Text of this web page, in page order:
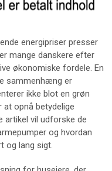
energipriser presser
mange danskere efter
økonomiske fordele. En
sammenhæng er
ikke blot en grøn
at opnå betydelige
artikel vil udforske de
og hvordan
og lang sigt.